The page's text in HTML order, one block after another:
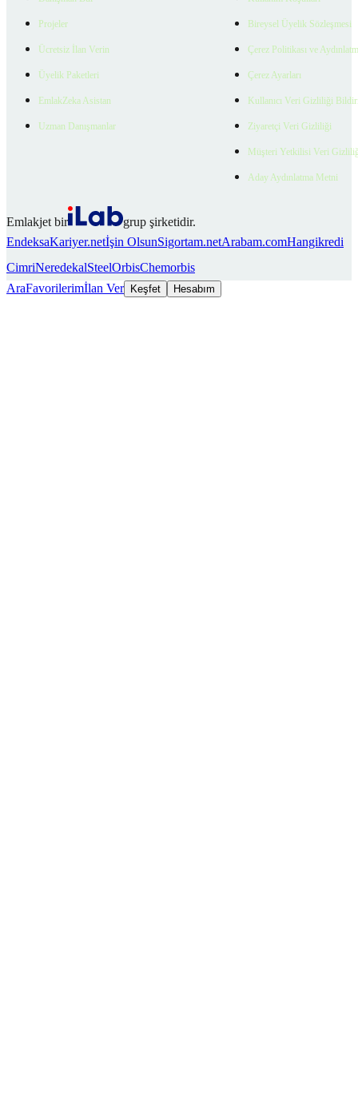
Projeler
Ücretsiz İlan Verin
Üyelik Paketleri
EmlakZeka Asistan
Uzman Danışmanlar
Bireysel Üyelik Sözleşmesi
Çerez Politikası ve
Çerez Ayarları
Kullanıcı Veri Gizliliği
Ziyaretçi Veri Gizliliği
Müşteri Yetkilisi Veri
Aday Aydınlatma Metni
Emlakjet bir
grup şirketidir.
EndeksaKariyer.netİşin OlsunSigortam.netArabam.comHangikredi
CimriNeredekalSteelOrbisChemorbis
AraFavorilerimİlan Ver Keşfet Hesabım